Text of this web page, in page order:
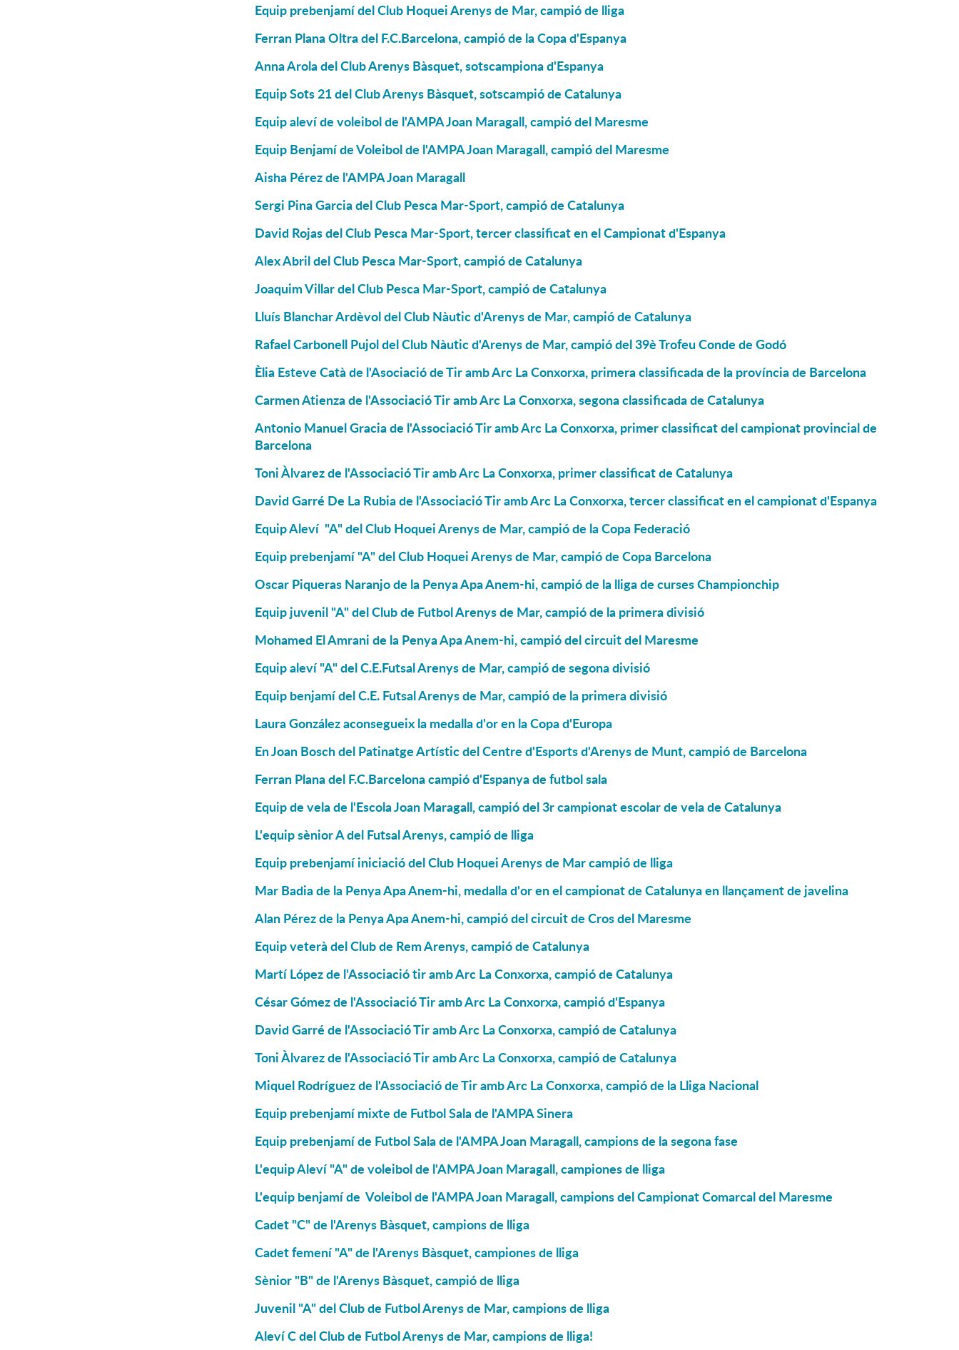
Equip prebenjamí del Club Hoquei Arenys de Mar, campió de lliga
Ferran Plana Oltra del F.C.Barcelona, campió de la Copa d'Espanya
Anna Arola del Club Arenys Bàsquet, sotscampiona d'Espanya
Equip Sots 21 del Club Arenys Bàsquet, sotscampió de Catalunya
Equip aleví de voleibol de l'AMPA Joan Maragall, campió del Maresme
Equip Benjamí de Voleibol de l'AMPA Joan Maragall, campió del Maresme
Aisha Pérez de l'AMPA Joan Maragall
Sergi Pina Garcia del Club Pesca Mar-Sport, campió de Catalunya
David Rojas del Club Pesca Mar-Sport, tercer classificat en el Campionat d'Espanya
Alex Abril del Club Pesca Mar-Sport, campió de Catalunya
Joaquim Villar del Club Pesca Mar-Sport, campió de Catalunya
Lluís Blanchar Ardèvol del Club Nàutic d'Arenys de Mar, campió de Catalunya
Rafael Carbonell Pujol del Club Nàutic d'Arenys de Mar, campió del 39è Trofeu Conde de Godó
Èlia Esteve Catà de l'Asociació de Tir amb Arc La Conxorxa, primera classificada de la província de Barcelona
Carmen Atienza de l'Associació Tir amb Arc La Conxorxa, segona classificada de Catalunya
Antonio Manuel Gracia de l'Associació Tir amb Arc La Conxorxa, primer classificat del campionat provincial de
Barcelona
Toni Àlvarez de l'Associació Tir amb Arc La Conxorxa, primer classificat de Catalunya
David Garré De La Rubia de l'Associació Tir amb Arc La Conxorxa, tercer classificat en el campionat d'Espanya
Equip Aleví "A" del Club Hoquei Arenys de Mar, campió de la Copa Federació
Equip prebenjamí "A" del Club Hoquei Arenys de Mar, campió de Copa Barcelona
Oscar Piqueras Naranjo de la Penya Apa Anem-hi, campió de la lliga de curses Championchip
Equip juvenil "A" del Club de Futbol Arenys de Mar, campió de la primera divisió
Mohamed El Amrani de la Penya Apa Anem-hi, campió del circuit del Maresme
Equip aleví "A" del C.E.Futsal Arenys de Mar, campió de segona divisió
Equip benjamí del C.E. Futsal Arenys de Mar, campió de la primera divisió
Laura González aconsegueix la medalla d'or en la Copa d'Europa
En Joan Bosch del Patinatge Artístic del Centre d'Esports d'Arenys de Munt, campió de Barcelona
Ferran Plana del F.C.Barcelona campió d'Espanya de futbol sala
Equip de vela de l'Escola Joan Maragall, campió del 3r campionat escolar de vela de Catalunya
L'equip sènior A del Futsal Arenys, campió de lliga
Equip prebenjamí iniciació del Club Hoquei Arenys de Mar campió de lliga
Mar Badia de la Penya Apa Anem-hi, medalla d'or en el campionat de Catalunya en llançament de javelina
Alan Pérez de la Penya Apa Anem-hi, campió del circuit de Cros del Maresme
Equip veterà del Club de Rem Arenys, campió de Catalunya
Martí López de l'Associació tir amb Arc La Conxorxa, campió de Catalunya
César Gómez de l'Associació Tir amb Arc La Conxorxa, campió d'Espanya
David Garré de l'Associació Tir amb Arc La Conxorxa, campió de Catalunya
Toni Àlvarez de l'Associació Tir amb Arc La Conxorxa, campió de Catalunya
Miquel Rodríguez de l'Associació de Tir amb Arc La Conxorxa, campió de la Lliga Nacional
Equip prebenjamí mixte de Futbol Sala de l'AMPA Sinera
Equip prebenjamí de Futbol Sala de l'AMPA Joan Maragall, campions de la segona fase
L'equip Aleví "A" de voleibol de l'AMPA Joan Maragall, campiones de lliga
L'equip benjamí de Voleibol de l'AMPA Joan Maragall, campions del Campionat Comarcal del Maresme
Cadet "C" de l'Arenys Bàsquet, campions de lliga
Cadet femení "A" de l'Arenys Bàsquet, campiones de lliga
Sènior "B" de l'Arenys Bàsquet, campió de lliga
Juvenil "A" del Club de Futbol Arenys de Mar, campions de lliga
Aleví C del Club de Futbol Arenys de Mar, campions de lliga!